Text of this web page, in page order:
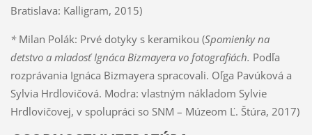
Bratislava: Kalligram, 2015)
* Milan Polák: Prvé dotyky s keramikou (Spomienky na
detstvo a mladosť Ignáca Bizmayera vo fotografiách. Podľa
rozprávania Ignáca Bizmayera spracovali. Oľga Pavúková a
Sylvia Hrdlovičová. Modra: vlastným nákladom Sylvie
Hrdlovičovej, v spolupráci so SNM – Múzeom Ľ. Štúra, 2017)